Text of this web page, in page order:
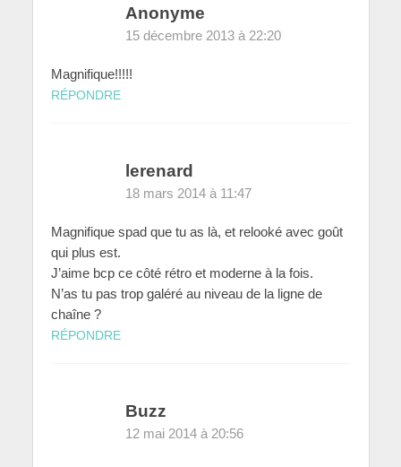
Anonyme
15 décembre 2013 à 22:20
Magnifique!!!!!
RÉPONDRE
lerenard
18 mars 2014 à 11:47
Magnifique spad que tu as là, et relooké avec goût
qui plus est.
J’aime bcp ce côté rétro et moderne à la fois.
N’as tu pas trop galéré au niveau de la ligne de
chaîne ?
RÉPONDRE
Buzz
12 mai 2014 à 20:56